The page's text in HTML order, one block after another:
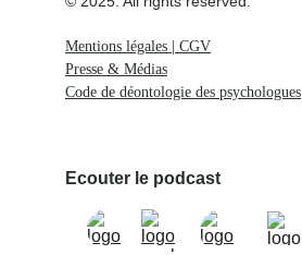
Mentions légales | CGV
Ecouter le podcast
Presse & Médias
Code de déontologie des psychologues